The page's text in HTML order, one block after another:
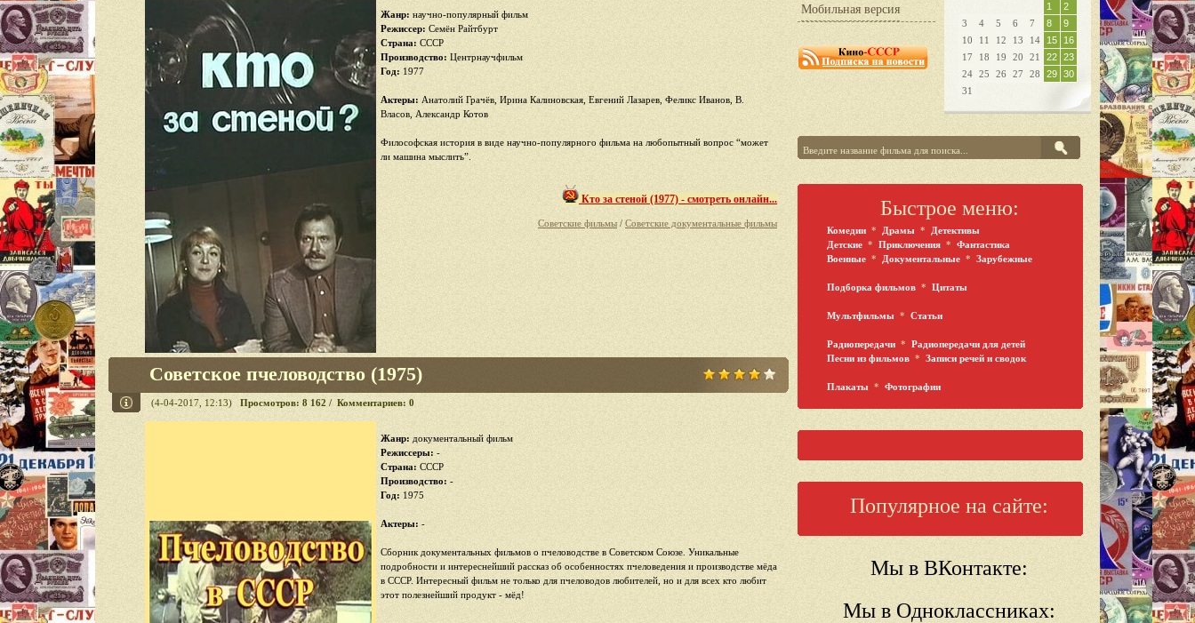
Жанр: научно-популярный фильм
Режиссер: Семён Райтбурт
Страна: СССР
Производство: Центрнаучфильм
Год: 1977
Актеры: Анатолий Грачёв, Ирина Калиновская, Евгений Лазарев, Феликс Иванов, В.
Власов, Александр Котов
Философская история в виде научно-популярного фильма на любопытный вопрос “может
ли машина мыслить”.
Кто за стеной (1977) - смотреть онлайн...
Советские фильмы / Советские документальные фильмы
Советское пчеловодство (1975)
(4-04-2017, 12:13) Просмотров: 8 162 / Комментариев: 0
Жанр: документальный фильм
Режиссеры: -
Страна: СССР
Производство: -
Год: 1975
Актеры: -
Сборник документальных фильмов о пчеловодстве в Советском Союзе. Уникальные
подробности и интереснейший рассказ об особенностях пчеловедения и производстве мёда
в СССР. Интересный фильм не только для пчеловодов любителей, но и для всех кто любит
этот полезнейший продукт - мёд!
Мобильная версия
1
2
3
4 5 6 7 8
9
10
11 12 13 14 15
16
17
18 19 20 21 22 23
24 25 26 27 28 29 30
31
Быстрое меню:
Комедии * Драмы *
Детективы
Детские * Приключения * Фантастика
Военные * Документальные * Зарубежные
Подборка фильмов * Цитаты
Мультфильмы * Статьи
Радиопередачи * Радиопередачи для детей
Песни из фильмов * Записи речей и сводок
Плакаты * Фотографии
Популярное на сайте:
Мы в ВКонтакте:
Мы в Одноклассниках: